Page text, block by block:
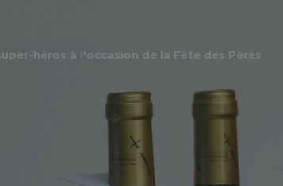
héros à l'occasion de la Fête des Pères